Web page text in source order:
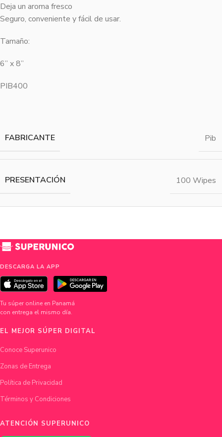
Deja un aroma fresco
Seguro, conveniente y fácil de usar.
Tamaño:
6” x 8”
PIB400
FABRICANTE Pib
PRESENTACIÓN 100 Wipes
DESCARGA LA APP
Tu súper online en Panamá
con entrega el mismo día.
EL MEJOR SÚPER DIGITAL
Conoce Superunico
Zonas de Entrega
Política de Privacidad
Términos y Condiciones
ATENCIÓN SUPERUNICO